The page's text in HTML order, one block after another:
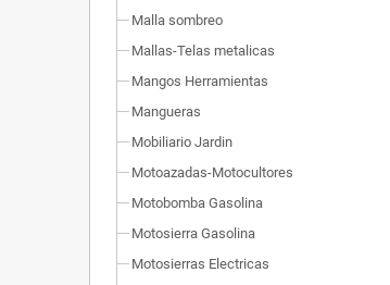
Malla sombreo
Mallas-Telas metalicas
Mangos Herramientas
Mangueras
Mobiliario Jardin
Motoazadas-Motocultores
Motobomba Gasolina
Motosierra Gasolina
Motosierras Electricas